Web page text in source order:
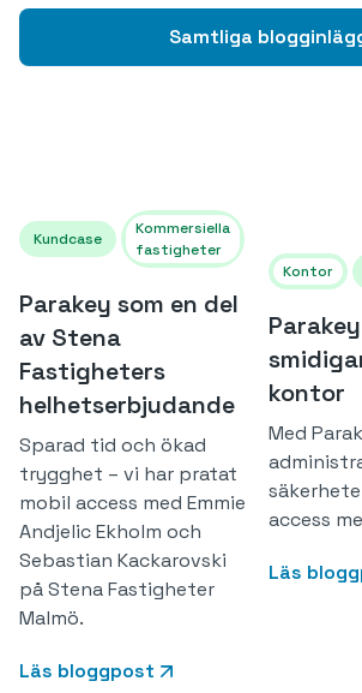
Samtliga
Kundcase
Kommersiella
fastigheter
Parakey som en del
av Stena
Fastigheters
helhetserbjudande
Sparad tid och ökad
trygghet – vi har pratat
mobil access med Emmie
Andjelic Ekholm och
Sebastian Kackarovski
på Stena Fastigheter
Malmö.
Läs bloggpost
Kontor
kontor
Med
access
Läs